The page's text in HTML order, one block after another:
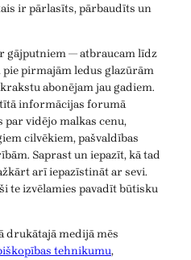
ir pārlasīts, pārbaudīts un
gājputniem — atbraucam līdz
pirmajām ledus glazūrām
abonējam jau gadiem.
informācijas forumā
par vidējo malkas cenu,
cilvēkiem, pašvaldības
Saprast un iepazīt, kā tad
arī iepazīstināt ar sevi.
te izvēlamies pavadīt būtisku
drukātajā medijā mēs
tehnikumu,